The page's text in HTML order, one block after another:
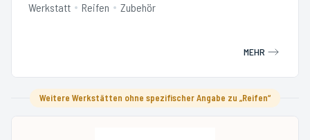
Werkstatt Reifen Zubehör
MEHR
Weitere Werkstätten ohne spezifischer Angabe zu „Reifen“